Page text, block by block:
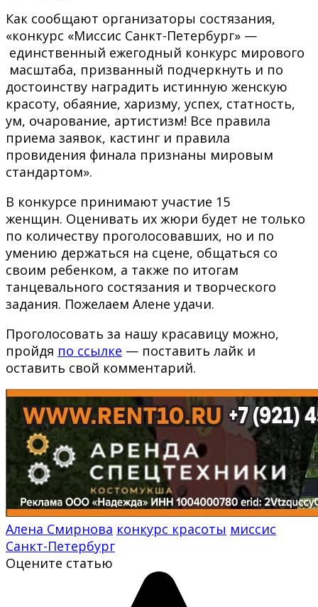
Как сообщают организаторы состязания,
«конкурс «Миссис Санкт-Петербург» —
единственный ежегодный конкурс мирового
масштаба, призванный подчеркнуть и по
достоинству наградить истинную женскую
красоту, обаяние, харизму, успех, статность,
ум, очарование, артистизм! Все правила
приема заявок, кастинг и правила
провидения финала признаны мировым
стандартом».
В конкурсе принимают участие 15
женщин. Оценивать их жюри будет не только
по количеству проголосовавших, но и по
умению держаться на сцене, общаться со
своим ребенком, а также по итогам
танцевального состязания и творческого
задания. Пожелаем Алене удачи.
Проголосовать за нашу красавицу можно,
пройдя по ссылке — поставить лайк и
оставить свой комментарий.
Алена Смирнова конкурс красоты миссис
Санкт-Петербург
Оцените статью